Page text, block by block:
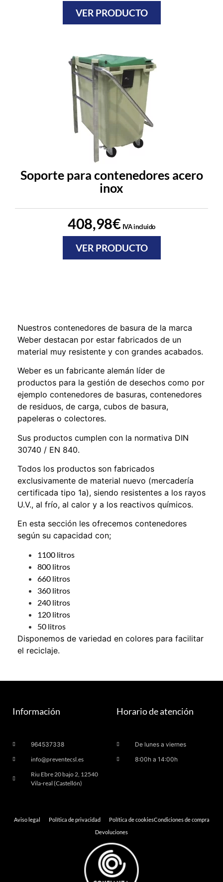
VER PRODUCTO
Soporte para contenedores acero
inox
408,98€IVA incluido
VER PRODUCTO
Nuestros contenedores de basura de la marca
Weber destacan por estar fabricados de un
material muy resistente y con grandes acabados.
Weber es un fabricante alemán líder de
productos para la gestión de desechos como por
ejemplo contenedores de basuras, contenedores
de residuos, de carga, cubos de basura,
papeleras o colectores.
Sus productos cumplen con la normativa DIN
30740 / EN 840.
Todos los productos son fabricados
exclusivamente de material nuevo (mercadería
certificada tipo 1a), siendo resistentes a los rayos
U.V., al frío, al calor y a los reactivos químicos.
En esta sección les ofrecemos contenedores
según su capacidad con;
1100 litros
800 litros
660 litros
360 litros
240 litros
120 litros
50 litros
Disponemos de variedad en colores para facilitar
el reciclaje.
Información
964537338
info@preventecsl.es
Riu Ebre 20 bajo 2, 12540
Vila-real (Castellón)
Horario de atención
De lunes a viernes
8:00h a 14:00h
Aviso legal Política de privacidad Política de cookiesCondiciones de compra
Devoluciones